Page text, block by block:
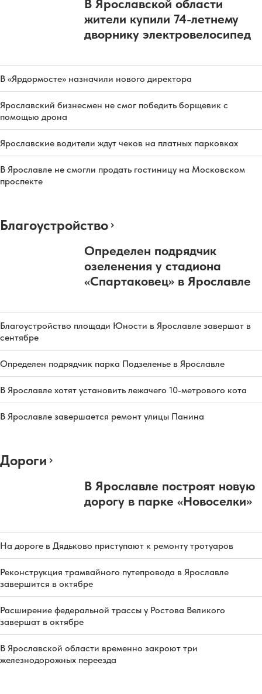
В Ярославской области
жители купили 74-летнему
дворнику электровелосипед
В «Ярдормосте» назначили нового директора
Ярославский бизнесмен не смог победить борщевик с
помощью дрона
Ярославские водители ждут чеков на платных парковках
В Ярославле не смогли продать гостиницу на Московском
проспекте
Благоустройство
Определен подрядчик
озеленения у стадиона
«Спартаковец» в Ярославле
Благоустройство площади Юности в Ярославле завершат в
сентябре
Определен подрядчик парка Подзеленье в Ярославле
В Ярославле хотят установить лежачего 10-метрового кота
В Ярославле завершается ремонт улицы Панина
Дороги
В Ярославле построят новую
дорогу в парке «Новоселки»
На дороге в Дядьково приступают к ремонту тротуаров
Реконструкция трамвайного путепровода в Ярославле
завершится в октябре
Расширение федеральной трассы у Ростова Великого
завершат в октябре
В Ярославской области временно закроют три
железнодорожных переезда